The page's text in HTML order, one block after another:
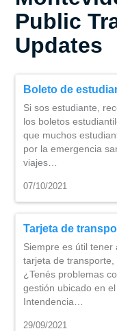
Public
Updates
Boleto de
Si sos estudiante,
los boletos
que muchos
por la emergencia
viajes…
07/10/2021
Tarjeta de
Siempre es útil tener
tarjeta de
¿Tenés problemas
gestión ubicado en
Intendencia…
29/09/2021